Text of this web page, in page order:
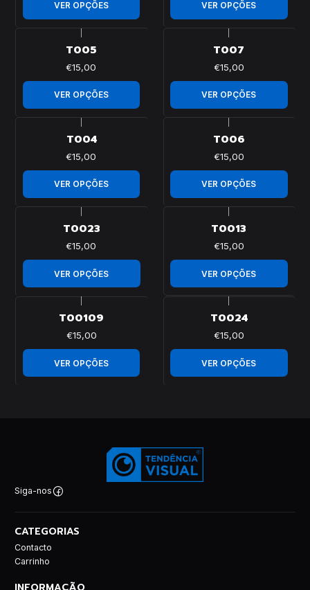
VER OPÇÕES VER OPÇÕES
T005
€15,00
VER OPÇÕES
T007
€15,00
VER OPÇÕES
T004
€15,00
VER OPÇÕES
T006
€15,00
VER OPÇÕES
T0023
€15,00
VER OPÇÕES
T0013
€15,00
VER OPÇÕES
T00109
€15,00
VER OPÇÕES
T0024
€15,00
VER OPÇÕES
Siga-nos
CATEGORIAS
Contacto
Carrinho